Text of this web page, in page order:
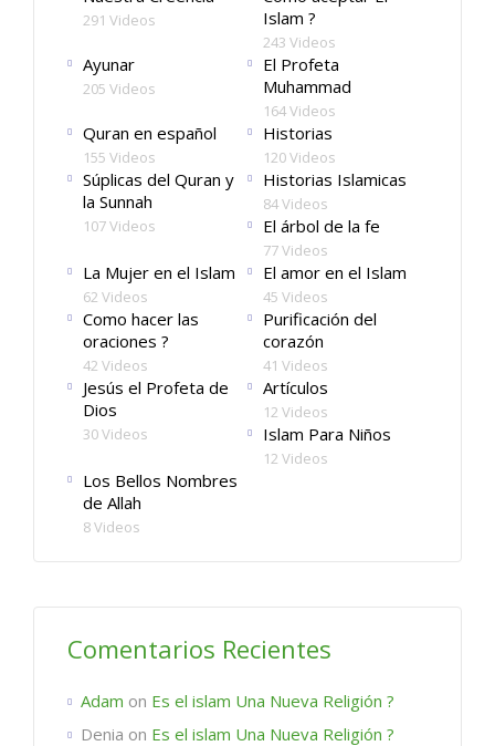
291 Videos
Islam ?
243 Videos
Ayunar
205 Videos
El Profeta
Muhammad
164 Videos
Quran en español
155 Videos
Historias
120 Videos
Súplicas del Quran y
la Sunnah
107 Videos
Historias Islamicas
84 Videos
El árbol de la fe
77 Videos
La Mujer en el Islam
62 Videos
El amor en el Islam
45 Videos
Como hacer las
oraciones ?
42 Videos
Purificación del
corazón
41 Videos
Jesús el Profeta de
Dios
30 Videos
Artículos
12 Videos
Islam Para Niños
12 Videos
Los Bellos Nombres
de Allah
8 Videos
Comentarios Recientes
Adam on Es el islam Una Nueva Religión ?
Denia on Es el islam Una Nueva Religión ?